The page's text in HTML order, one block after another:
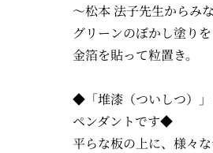
～松本 法子先生からみ
グリーンのぼかし塗り
金箔を貼って粒置き。
◆「堆漆（ついしつ）
ペンダントです◆
平らな板の上に、様々